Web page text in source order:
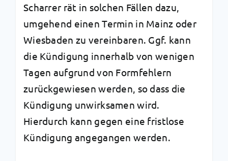
Scharrer rät in solchen Fällen dazu,
umgehend einen Termin in Mainz oder
Wiesbaden zu vereinbaren. Ggf. kann
die Kündigung innerhalb von wenigen
Tagen aufgrund von Formfehlern
zurückgewiesen werden, so dass die
Kündigung unwirksamen wird.
Hierdurch kann gegen eine fristlose
Kündigung angegangen werden.